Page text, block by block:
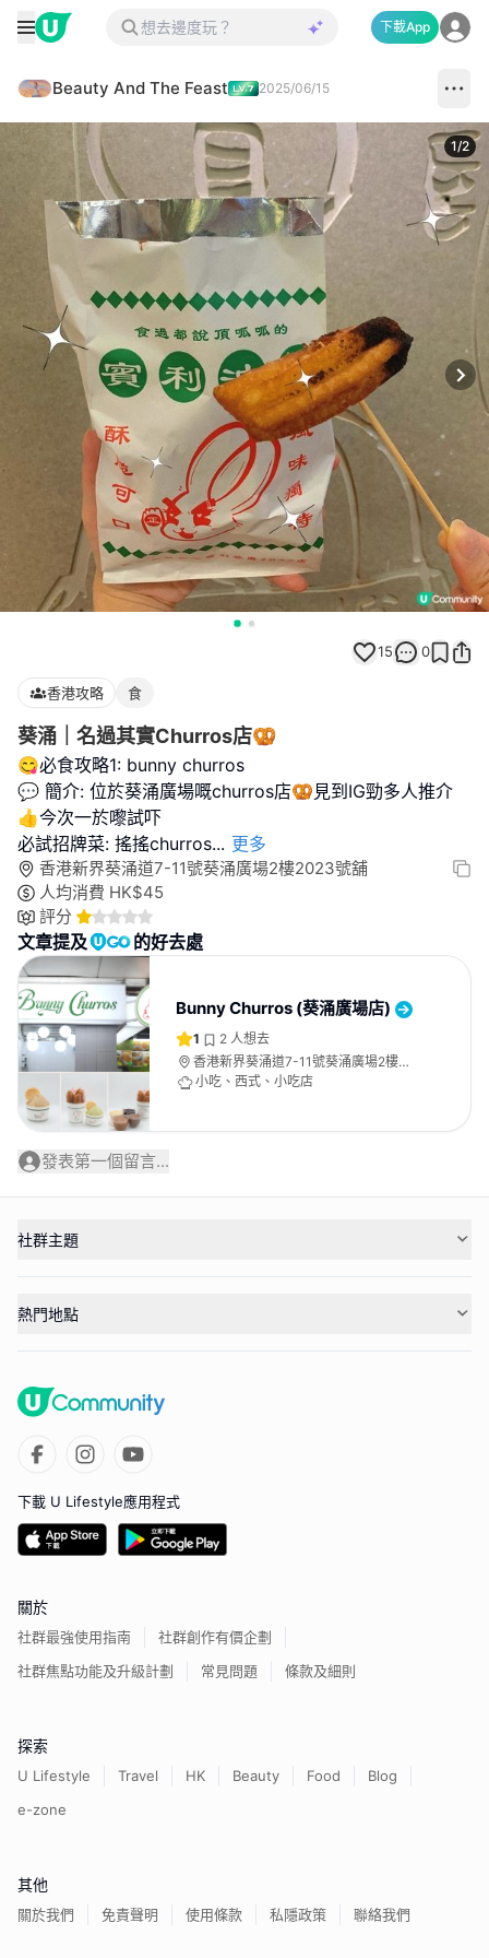
下載App
Beauty And The Feast 2025/06/15
1/2
15 0
香港攻略 食
葵涌｜名過其實Churros店🥨
😋必食攻略1: bunny churros
💬 簡介: 位於葵涌廣場嘅churros店🥨見到IG勁多人推介
👍今次一於嚟試吓
必試招牌菜: 搖搖churros... 更多
香港新界葵涌道7-11號葵涌廣場2樓2023號舖
人均消費 HK$45
評分
文章提及 的好去處
Bunny Churros (葵涌廣場店)
1 2 人想去
香港新界葵涌道7-11號葵涌廣場2樓
2023號舖
小吃、西式、小吃店
發表第一個留言...
社群主題
熱門地點
下載 U Lifestyle應用程式
關於
社群最強使用指南
社群創作有價企劃
社群焦點功能及升級計劃
常見問題 條款及細則
探索
U Lifestyle Travel HK Beauty Food
Blog
e-zone
其他
關於我們 免責聲明 使用條款 私隱政策 聯絡我們